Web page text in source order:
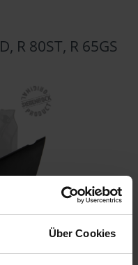
Über Cookies
R 80ST, R 65GS